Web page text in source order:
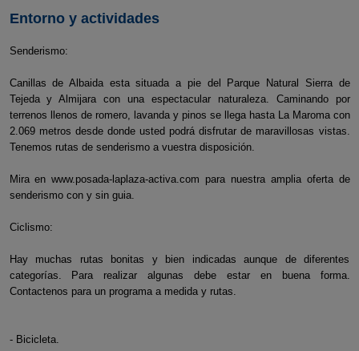
Entorno y actividades
Senderismo:
Canillas de Albaida esta situada a pie del Parque Natural Sierra de
Tejeda y Almijara con una espectacular naturaleza. Caminando por
terrenos llenos de romero, lavanda y pinos se llega hasta La Maroma con
2.069 metros desde donde usted podrá disfrutar de maravillosas vistas.
Tenemos rutas de senderismo a vuestra disposición.
Mira en www.posada-laplaza-activa.com para nuestra amplia oferta de
senderismo con y sin guia.
Ciclismo:
Hay muchas rutas bonitas y bien indicadas aunque de diferentes
categorías. Para realizar algunas debe estar en buena forma.
Contactenos para un programa a medida y rutas.
- Bicicleta.